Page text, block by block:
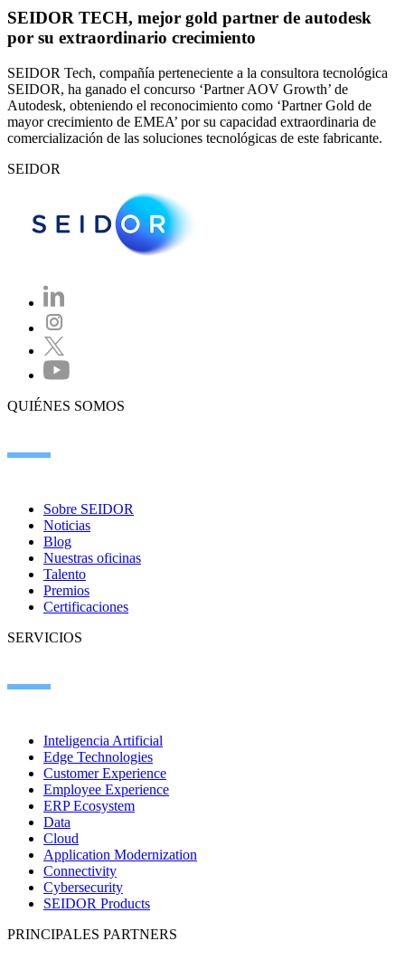
SEIDOR TECH, mejor gold partner de autodesk
por su extraordinario crecimiento
SEIDOR Tech, compañía perteneciente a la consultora tecnológica
SEIDOR, ha ganado el concurso ‘Partner AOV Growth’ de
Autodesk, obteniendo el reconocimiento como ‘Partner Gold de
mayor crecimiento de EMEA’ por su capacidad extraordinaria de
comercialización de las soluciones tecnológicas de este fabricante.
SEIDOR
QUIÉNES SOMOS
Sobre SEIDOR
Noticias
Blog
Nuestras oficinas
Talento
Premios
Certificaciones
SERVICIOS
Inteligencia Artificial
Edge Technologies
Customer Experience
Employee Experience
ERP Ecosystem
Data
Cloud
Application Modernization
Connectivity
Cybersecurity
SEIDOR Products
PRINCIPALES PARTNERS